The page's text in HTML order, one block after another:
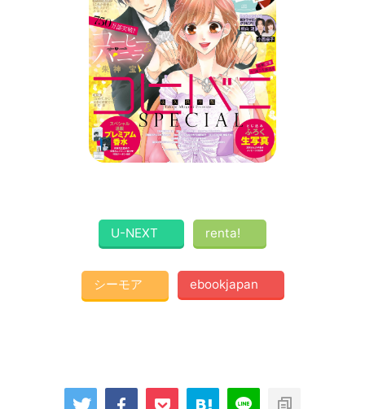
U-NEXT renta!
シーモア ebookjapan